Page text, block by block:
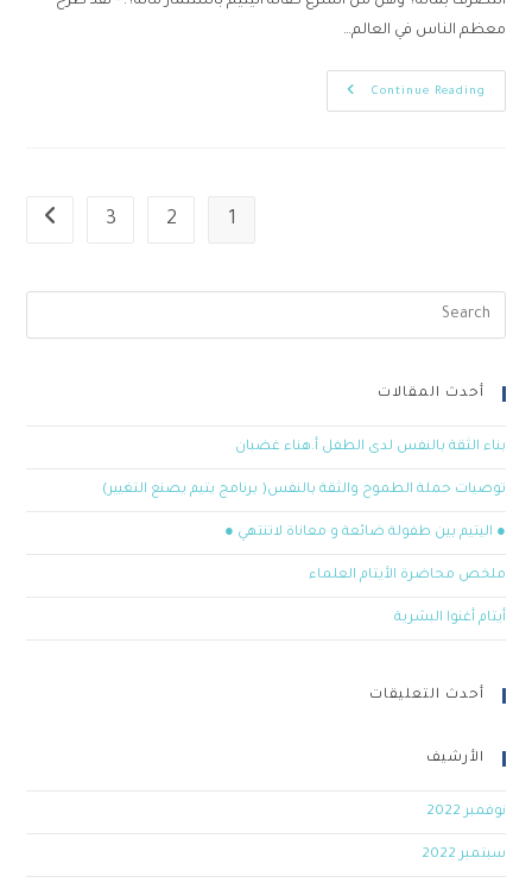
معظم الناس في العالم…
Continue Reading
1
2
3
أحدث المقالات
بناء الثقة بالنفس لدى الطفل أ.هناء غضبان
توصيات حملة الطموح والثقة بالنفس( برنامج يتيم يصنع التغيير)
● اليتيم بين طفولة ضائعة و معاناة لاتنتهي ●
ملخص محاضرة الأيتام العلماء
أيتام أغنوا البشرية
أحدث التعليقات
الأرشيف
نوفمبر 2022
سبتمبر 2022